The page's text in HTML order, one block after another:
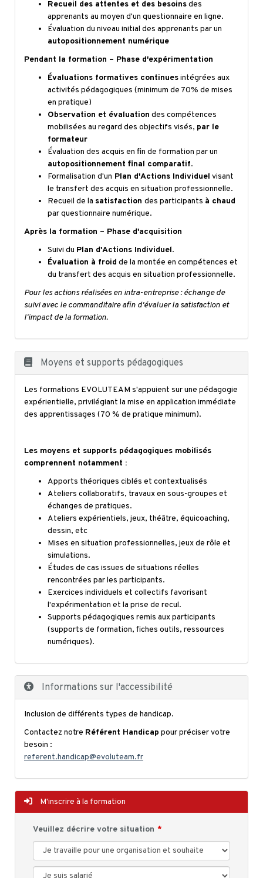
Recueil des attentes et des besoinsdes
apprenants au moyen d'un questionnaire en ligne.
Évaluation du niveau initial des apprenants par un
autopositionnement numérique
Pendant la formation – Phase d'expérimentation
Évaluations formatives continuesintégrées aux
activités pédagogiques (minimum de 70% de mises
en pratique)
Observation et évaluation des compétences
mobilisées au regard des objectifs visés, par le
formateur
Évaluation des acquis en fin de formation par un
autopositionnement final comparatif.
Formalisation d'un Plan d'Actions Individuel visant
le transfert des acquis en situation professionnelle.
Recueil de la satisfaction des participants à chaud
par questionnaire numérique.
Après la formation – Phase d'acquisition
Suivi du Plan d'Actions Individuel.
Évaluation à froid de la montée en compétences et
du transfert des acquis en situation professionnelle.
Pour les actions réalisées en intra-entreprise : échange de
suivi avec le commanditaire afin d'évaluer la satisfaction et
l'impact de la formation.
Moyens et supports pédagogiques
Les formations EVOLUTEAM s'appuient sur une pédagogie
expérientielle, privilégiant la mise en application immédiate
des apprentissages (70 % de pratique minimum).
Les moyens et supports pédagogiques mobilisés
comprennent notamment :
Apports théoriques ciblés et contextualisés
Ateliers collaboratifs, travaux en sous-groupes et
échanges de pratiques.
Ateliers expérientiels, jeux, théâtre, équicoaching,
dessin, etc
Mises en situation professionnelles, jeux de rôle et
simulations.
Études de cas issues de situations réelles
rencontrées par les participants.
Exercices individuels et collectifs favorisant
l'expérimentation et la prise de recul.
Supports pédagogiques remis aux participants
(supports de formation, fiches outils, ressources
numériques).
Informations sur l'accessibilité
Inclusion de différents types de handicap.
Contactez notre Référent Handicap pour préciser votre
besoin :
referent.handicap@evoluteam.fr
M'inscrire à la formation
Veuillez décrire votre situation